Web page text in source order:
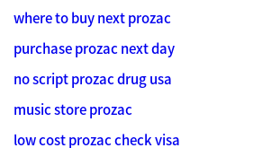
where to buy next prozac
purchase prozac next day
no script prozac drug usa
music store prozac
low cost prozac check visa